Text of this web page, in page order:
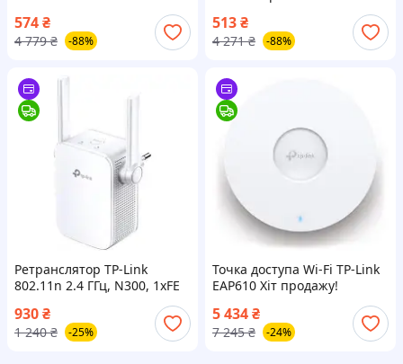
574₴
4 779 ₴ -88%
Розовый Хіт продажу!
513₴
4 271 ₴ -88%
Ретранслятор TP-Link
802.11n 2.4 ГГц, N300, 1хFE
продажу!
930₴
1 240 ₴ -25%
Точка доступа Wi-Fi TP-Link
EAP610 Хіт продажу!
5 434₴
7 245 ₴ -24%